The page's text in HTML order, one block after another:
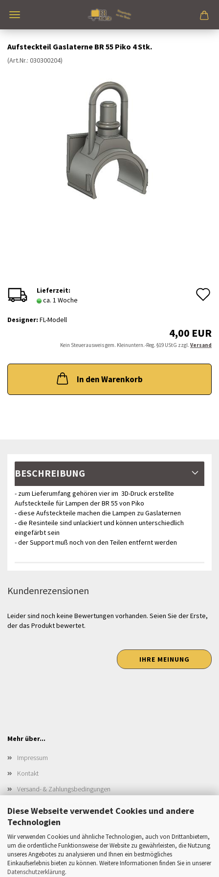
Diese Webseite verwendet Cookies und andere
Technologien
Wir verwenden Cookies und ähnliche Technologien, auch von Drittanbietern,
um die ordentliche Funktionsweise der Website zu gewährleisten, die Nutzung
unseres Angebotes zu analysieren und Ihnen ein bestmögliches
Einkaufserlebnis bieten zu können. Weitere Informationen finden Sie in unserer
Datenschutzerklärung.
Aufsteckteil Gaslaterne BR 55 Piko 4 Stk.
(Art.Nr.: 030300204)
Lieferzeit:
ca. 1 Woche
Designer: FL-Modell
4,00 EUR
Kein Steuerausweis gem. Kleinuntern.-Reg. §19 UStG zzgl. Versand
In den Warenkorb
BESCHREIBUNG
- zum Lieferumfang gehören vier im 3D-Druck erstellte
Aufsteckteile für Lampen der BR 55 von Piko
- diese Aufsteckteile machen die Lampen zu Gaslaternen
- die Resinteile sind unlackiert und können unterschiedlich
eingefärbt sein
- der Support muß noch von den Teilen entfernt werden
Kundenrezensionen
Leider sind noch keine Bewertungen vorhanden. Seien Sie der Erste,
der das Produkt bewertet.
IHRE MEINUNG
Mehr über...
Impressum
Kontakt
Versand- & Zahlungsbedingungen
AGB
Privatsphäre und Datenschutz
Cookie Einstellungen